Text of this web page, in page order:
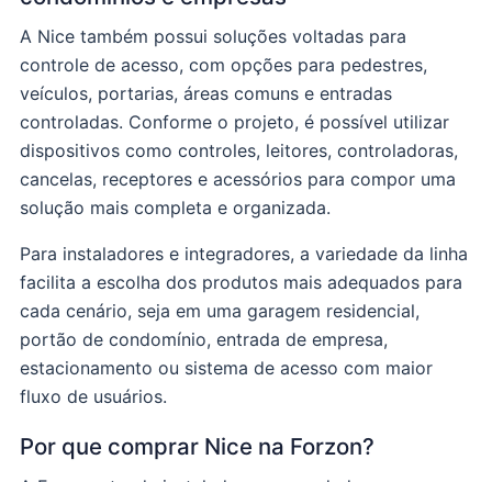
A Nice também possui soluções voltadas para
controle de acesso, com opções para pedestres,
veículos, portarias, áreas comuns e entradas
controladas. Conforme o projeto, é possível utilizar
dispositivos como controles, leitores, controladoras,
cancelas, receptores e acessórios para compor uma
solução mais completa e organizada.
Para instaladores e integradores, a variedade da linha
facilita a escolha dos produtos mais adequados para
cada cenário, seja em uma garagem residencial,
portão de condomínio, entrada de empresa,
estacionamento ou sistema de acesso com maior
fluxo de usuários.
Por que comprar Nice na Forzon?